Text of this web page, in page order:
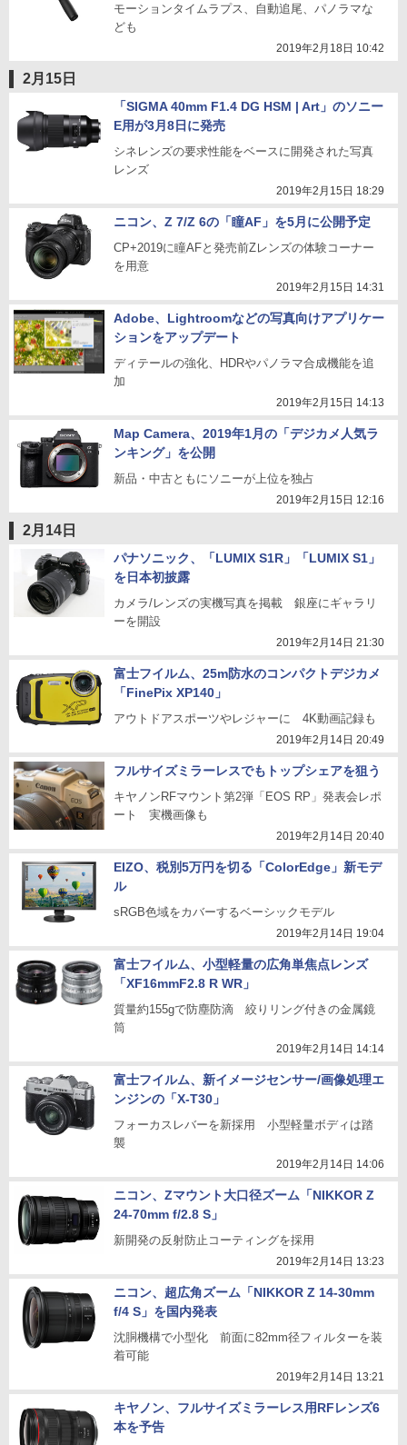
モーションタイムラプス、自動追尾、パノラマな
ども
2019年2月18日 10:42
2月15日
「SIGMA 40mm F1.4 DG HSM | Art」のソニー
E用が3月8日に発売
シネレンズの要求性能をベースに開発された写真
レンズ
2019年2月15日 18:29
ニコン、Z 7/Z 6の「瞳AF」を5月に公開予定
CP+2019に瞳AFと発売前Zレンズの体験コーナー
を用意
2019年2月15日 14:31
Adobe、Lightroomなどの写真向けアプリケー
ションをアップデート
ディテールの強化、HDRやパノラマ合成機能を追
加
2019年2月15日 14:13
Map Camera、2019年1月の「デジカメ人気ラ
ンキング」を公開
新品・中古ともにソニーが上位を独占
2019年2月15日 12:16
2月14日
パナソニック、「LUMIX S1R」「LUMIX S1」
を日本初披露
カメラ/レンズの実機写真を掲載 銀座にギャラリ
ーを開設
2019年2月14日 21:30
富士フイルム、25m防水のコンパクトデジカメ
「FinePix XP140」
アウトドアスポーツやレジャーに 4K動画記録も
2019年2月14日 20:49
フルサイズミラーレスでもトップシェアを狙う
キヤノンRFマウント第2弾「EOS RP」発表会レポ
ート 実機画像も
2019年2月14日 20:40
EIZO、税別5万円を切る「ColorEdge」新モデ
ル
sRGB色域をカバーするベーシックモデル
2019年2月14日 19:04
富士フイルム、小型軽量の広角単焦点レンズ
「XF16mmF2.8 R WR」
質量約155gで防塵防滴 絞りリング付きの金属鏡
筒
2019年2月14日 14:14
富士フイルム、新イメージセンサー/画像処理エ
ンジンの「X-T30」
フォーカスレバーを新採用 小型軽量ボディは踏
襲
2019年2月14日 14:06
ニコン、Zマウント大口径ズーム「NIKKOR Z
24-70mm f/2.8 S」
新開発の反射防止コーティングを採用
2019年2月14日 13:23
ニコン、超広角ズーム「NIKKOR Z 14-30mm
f/4 S」を国内発表
沈胴機構で小型化 前面に82mm径フィルターを装
着可能
2019年2月14日 13:21
キヤノン、フルサイズミラーレス用RFレンズ6
本を予告